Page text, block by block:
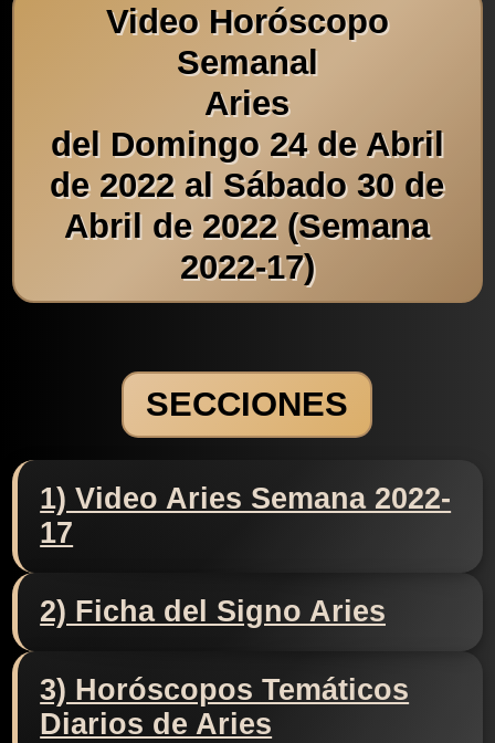
Video Horóscopo
Semanal
Aries
del Domingo 24 de Abril
de 2022 al Sábado 30 de
Abril de 2022 (Semana
2022-17)
SECCIONES
1) Video Aries Semana 2022-
17
2) Ficha del Signo Aries
3) Horóscopos Temáticos
Diarios de Aries